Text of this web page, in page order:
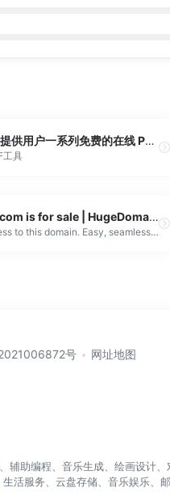
2pdf.com 提供用户一系列免费的在线 PDF 工具，帮助他们更高效地处理 PDF 文件。
工具
MatrixAp.com is for sale | HugeDomains
Get full access to this domain. Easy, seamless transactions. Zero percent financing available.
号 网址地图
助编程、音乐生成、绘画设计
活服务、云盘存储、音乐娱乐、